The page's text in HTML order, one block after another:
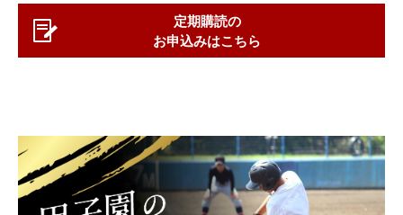
定期購読の
お申込みはこちら